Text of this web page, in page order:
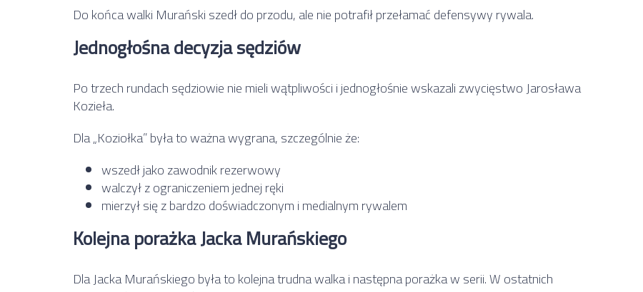
Do końca walki Murański szedł do przodu, ale nie potrafił przełamać defensywy rywala.
Jednogłośna decyzja sędziów
Po trzech rundach sędziowie nie mieli wątpliwości i jednogłośnie wskazali zwycięstwo Jarosława
Kozieła.
Dla „Koziołka” była to ważna wygrana, szczególnie że:
wszedł jako zawodnik rezerwowy
walczył z ograniczeniem jednej ręki
mierzył się z bardzo doświadczonym i medialnym rywalem
Kolejna porażka Jacka Murańskiego
DlaJacka Murańskiegobyła to kolejna trudna walka i następna porażka w serii. W ostatnich